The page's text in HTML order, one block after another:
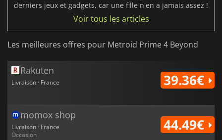
derniers jeux et gadgets, car une fille n'en a jamais assez !
Voir tous les articles
Les meilleures offres pour Metroid Prime 4 Beyond
Rakuten
Livraison · France 39.36€
momox shop
Livraison · France
Occasion
44.49€